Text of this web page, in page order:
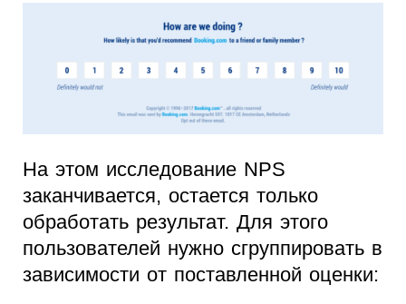
На этом исследование NPS
заканчивается, остается только
обработать результат. Для этого
пользователей нужно сгруппировать в
зависимости от поставленной оценки: